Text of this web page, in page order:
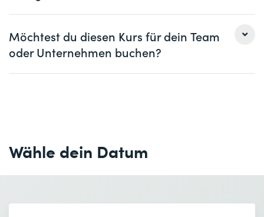
Vorname * Nachname *
Möchtest du diesen Kurs für dein Team
oder Unternehmen buchen?
Firma *
Wähle dein Datum